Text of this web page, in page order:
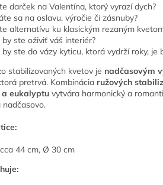
darček na Valentína, ktorý vyrazí dych?
sa na oslavu, výročie či zásnuby?
alternatívu ku klasickým rezaným
by ste oživiť váš interiér?
by ste do vázy kyticu, ktorá vydrží roky, je
stabilizovaných kvetov je nadčasovým
pretrvá. Kombinácia ružových
eukalyptu vytvára harmonický a
44 cm, Ø 30 cm